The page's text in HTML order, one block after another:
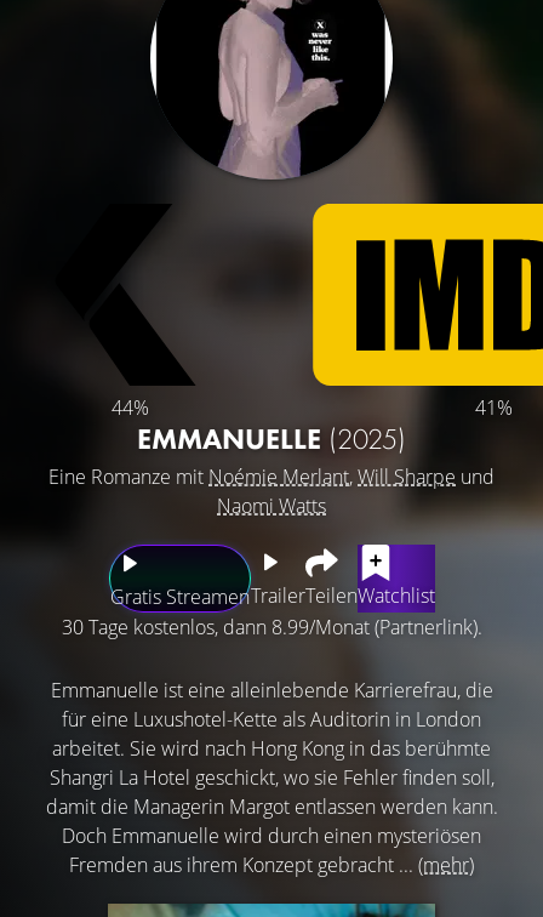
44% 41%
EMMANUELLE (2025)
Eine Romanze mit Noémie Merlant,Will Sharpe und
Naomi Watts
Gratis StreamenTrailerTeilenWatchlist
30 Tage kostenlos, dann 8.99/Monat (Partnerlink).
Emmanuelle ist eine alleinlebende Karrierefrau, die
für eine Luxushotel-Kette als Auditorin in London
arbeitet. Sie wird nach Hong Kong in das berühmte
Shangri La Hotel geschickt, wo sie Fehler finden soll,
damit die Managerin Margot entlassen werden kann.
Doch Emmanuelle wird durch einen mysteriösen
Fremden aus ihrem Konzept gebracht ... (mehr)